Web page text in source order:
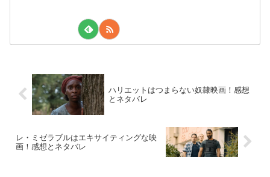
ハリエットはつまらない奴隷映画！感想
とネタバレ
レ・ミゼラブルはエキサイティングな映
画！感想とネタバレ